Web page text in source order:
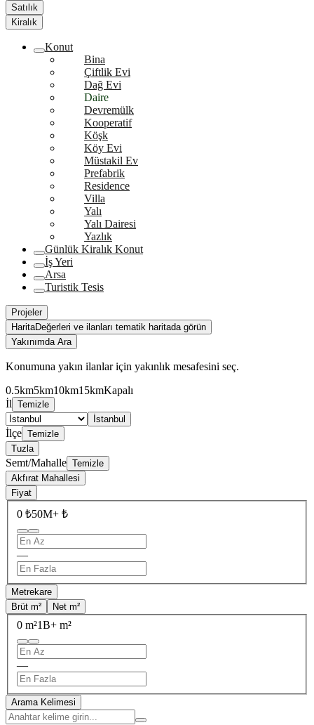
Satılık
Kiralık
Konut
Bina
Çiftlik Evi
Dağ Evi
Daire
Devremülk
Kooperatif
Köşk
Köy Evi
Müstakil Ev
Prefabrik
Residence
Villa
Yalı
Yalı Dairesi
Yazlık
Günlük Kiralık Konut
İş Yeri
Arsa
Turistik Tesis
Projeler
HaritaDeğerleri ve ilanları tematik haritada görün
Yakınımda Ara
Konumuna yakın ilanlar için yakınlık mesafesini seç.
0.5km5km10km15kmKapalı
İl Temizle
İstanbul
İlçe Temizle
Tuzla
Semt/Mahalle Temizle
Akfırat Mahallesi
Fiyat
0 ₺50M+ ₺
—
Metrekare
Brüt m²
Net m²
0 m²1B+ m²
—
Arama Kelimesi